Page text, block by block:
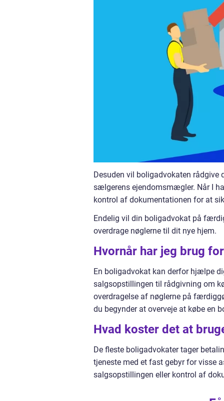
Desuden vil boligadvokaten rådgive
sælgerens ejendomsmægler. Når I
kontrol af dokumentationen for at
Endelig vil din boligadvokat på
overdrage nøglerne til dit nye hjem.
Hvornår har jeg brug
En boligadvokat kan derfor hjælpe
salgsopstillingen til rådgivning om
overdragelse af nøglerne på
du begynder at overveje at købe en
Hvad koster det at
De fleste boligadvokater tager
tjeneste med et fast gebyr for visse
salgsopstillingen eller kontrol af